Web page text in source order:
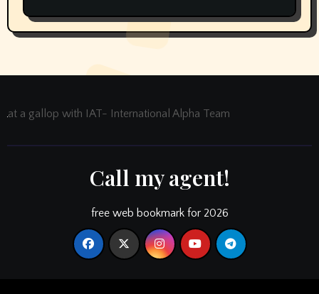
at a gallop with IAT- International Alpha Team
Call my agent!
free web bookmark for 2026